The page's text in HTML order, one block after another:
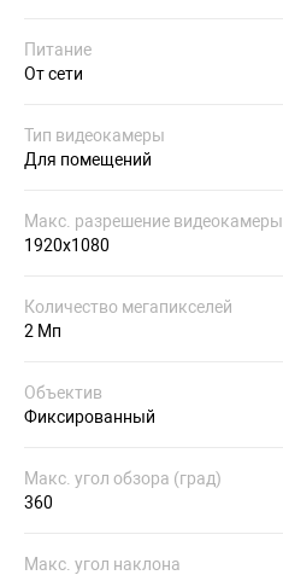
Питание
От сети
Тип видеокамеры
Для помещений
Макс. разрешение видеокамеры
1920x1080
Количество мегапикселей
2 Мп
Объектив
Фиксированный
Макс. угол обзора (град)
360
Макс. угол наклона